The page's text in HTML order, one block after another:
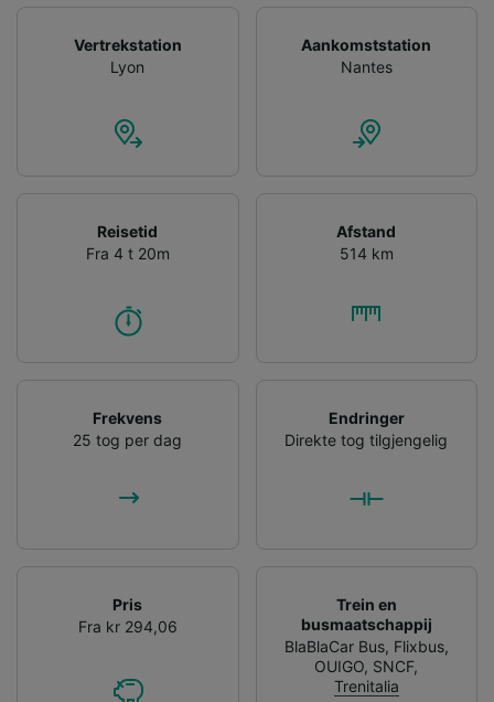
Vertrekstation
Lyon
Aankomststation
Nantes
Reisetid
Fra 4 t 20m
Afstand
514 km
Frekvens
25 tog per dag
Endringer
Direkte tog tilgjengelig
Pris
Fra kr 294,06
Trein en
busmaatschappij
BlaBlaCar Bus, Flixbus,
OUIGO, SNCF,
Trenitalia